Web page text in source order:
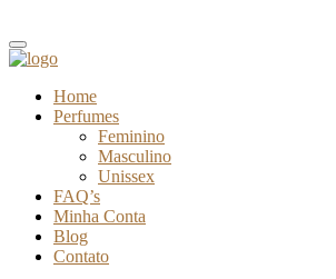
Home
Perfumes
Feminino
Masculino
Unissex
FAQ’s
Minha Conta
Blog
Contato